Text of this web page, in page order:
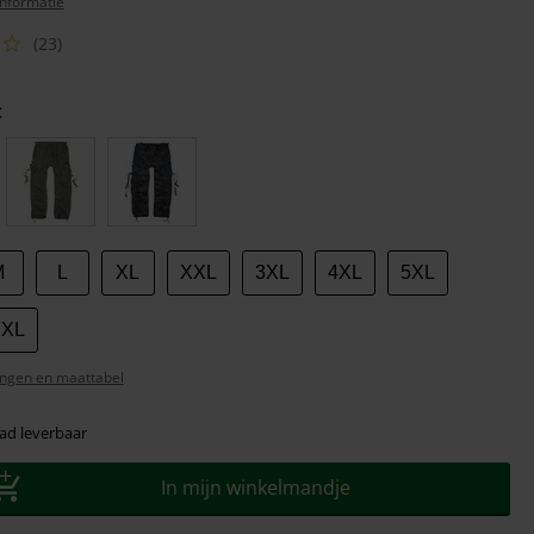
(23)
XL XXL 3XL 4XL 5XL
en maattabel
leverbaar
In mijn winkelmandje